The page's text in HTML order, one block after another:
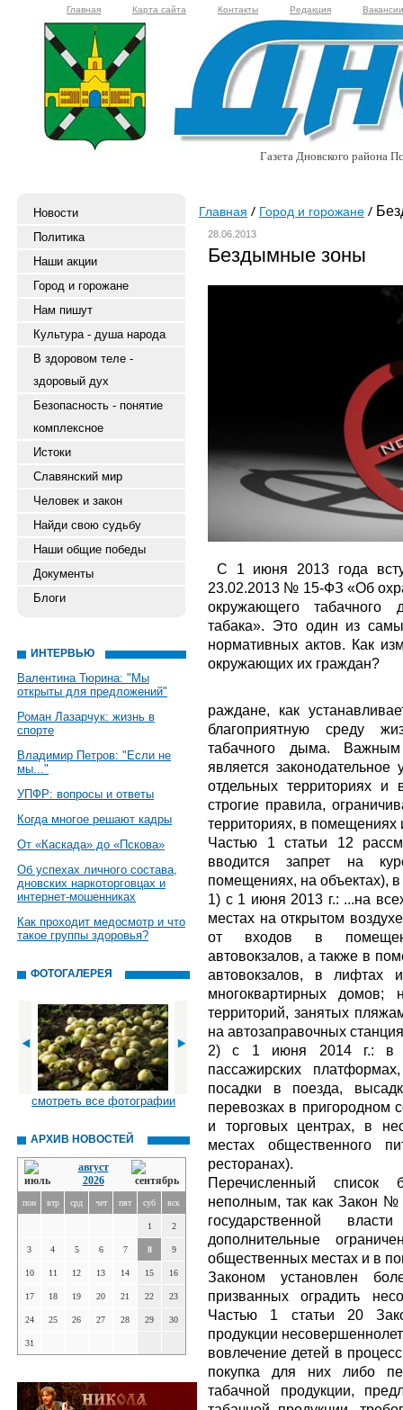
Главная Карта сайта Контакты Редакция Вакансии
Газета Дновского района
Новости
Политика
Наши акции
Город и горожане
Нам пишут
Культура - душа народа
В здоровом теле -
здоровый дух
Безопасность - понятие
комплексное
Истоки
Славянский мир
Человек и закон
Найди свою судьбу
Наши общие победы
Документы
Блоги
ИНТЕРВЬЮ
Валентина Тюрина: "Мы
открыты для предложений"
Роман Лазарчук: жизнь в
спорте
Владимир Петров: "Если не
мы..."
УПФР: вопросы и ответы
Когда многое решают кадры
От «Каскада» до «Пскова»
Об успехах личного состава,
дновских наркоторговцах и
интернет-мошенниках
Как проходит медосмотр и что
такое группы здоровья?
ФОТОГАЛЕРЕЯ
смотреть все фотографии
АРХИВ НОВОСТЕЙ
август
2026
пон втр срд чет пят суб вск
1 2
3 4 5 6 7 8 9
10 11 12 13 14 15 16
17 18 19 20 21 22 23
24 25 26 27 28 29 30
31
Главная Город и горожане
28.06.2013
Бездымные зоны
С 1 июня 2013 года
23.02.2013 № 15-ФЗ «Об
окружающего табачного
табака». Это один из
нормативных актов. Как
окружающих их граждан?
раждане, как
благоприятную среду
табачного дыма.
является
отдельных территориях
строгие правила,
территориях, в помещениях
Частью 1 статьи 12
вводится запрет на
помещениях, на объектах),
1) с 1 июня 2013 г.: ...на
местах на открытом
от входов в
автовокзалов, а также в
автовокзалов, в лифтах
многоквартирных домов;
территорий, занятых
на автозаправочных
2) с 1 июня 2014 г.: в
пассажирских
посадки в поезда,
перевозках в пригородном
и торговых центрах, в
местах общественного
ресторанах).
Перечисленный список
неполным, так как Закон №
государственной
дополнительные
общественных местах и в
Законом установлен
призванных оградить
Частью 1 статьи 20
продукции
вовлечение детей в
покупка для них либо
табачной продукции,